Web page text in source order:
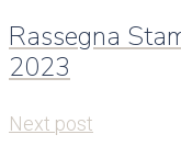
Rassegna
2023
Next post